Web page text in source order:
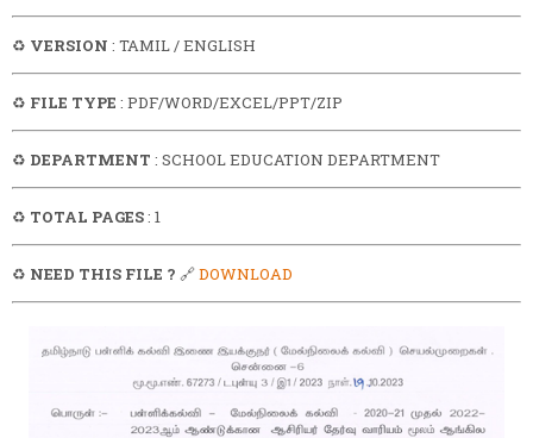
♻️ VERSION : TAMIL / ENGLISH
♻️ FILE TYPE : PDF/WORD/EXCEL/PPT/ZIP
♻️ DEPARTMENT : SCHOOL EDUCATION DEPARTMENT
♻️ TOTAL PAGES: 1
♻️ NEED THIS FILE ? 🔗DOWNLOAD